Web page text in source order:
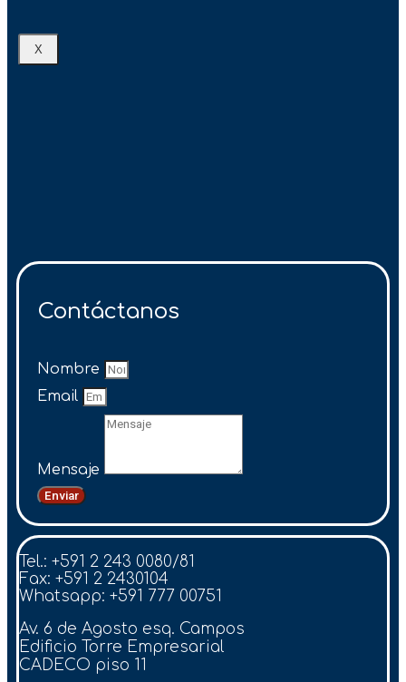
X
Contáctanos
Nombre
Email
Mensaje
Enviar
Tel.: +591 2 243 0080/81
Fax: +591 2 2430104
Whatsapp: +591 777 00751
Av. 6 de Agosto esq. Campos
Edificio Torre Empresarial
CADECO piso 11